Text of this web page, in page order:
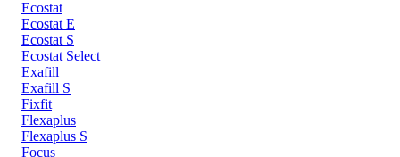
Ecostat
Ecostat E
Ecostat S
Ecostat Select
Exafill
Exafill S
Fixfit
Flexaplus
Flexaplus S
Focus